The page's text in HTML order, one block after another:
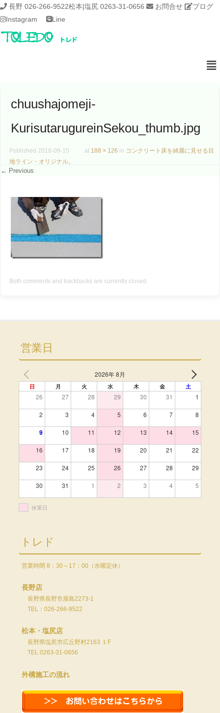
長野 026-266-9522松本|塩尻 0263-31-0656 お問合せ
ブログ
Instagram
Line
chuushajomeji-
KurisutarugureinSekou_thumb.jpg
Published 2018-09-15 at 188 × 126 in コンクリート床を綺麗に見せる目
地ライン・オリジナル。
← Previous
Both comments and trackbacks are currently closed.
営業日
2026年 8月
日 月 火 水 木 金 土
26 27 28 29 30 31 1
2 3 4 5 6 7 8
9 10 11 12 13 14 15
16 17 18 19 20 21 22
23 24 25 26 27 28 29
30 31 1 2 3 4 5
休業日
トレド
営業時間 8：30～17：00（水曜定休）
長野店
長野県長野市屋島2273-1
TEL：026-266-9522
松本・塩尻店
長野県塩尻市広丘野村2163 １F
TEL 0263-31-0656
外構施工の流れ